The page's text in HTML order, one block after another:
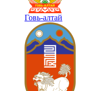
Говь-алтай